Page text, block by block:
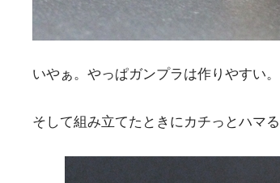
いやぁ。やっぱガンプラは作りやすい。
そして組み立てたときにカチっとハマ